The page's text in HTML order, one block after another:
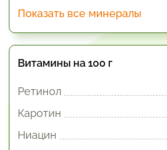
Показать все минералы
Витамины на 100 г
Ретинол
Каротин
Ниацин